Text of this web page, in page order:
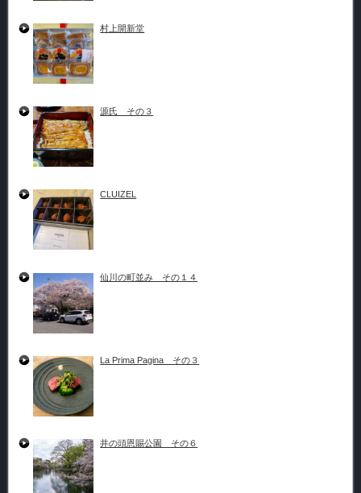
村上開新堂
源氏 その３
CLUIZEL
仙川の町並み その１４
La Prima Pagina その３
井の頭恩賜公園 その６